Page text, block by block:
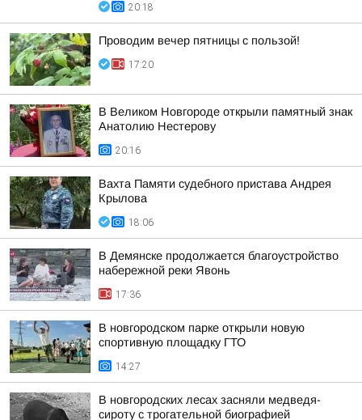
20:18
Проводим вечер пятницы с пользой!
17:20
В Великом Новгороде открыли памятный знак
Анатолию Нестерову
20:16
Вахта Памяти судебного пристава Андрея
Крылова
18:06
В Демянске продолжается благоустройство
набережной реки Явонь
17:36
В новгородском парке открыли новую
спортивную площадку ГТО
14:27
В новгородских лесах засняли медведя-
сироту с трогательной биографией